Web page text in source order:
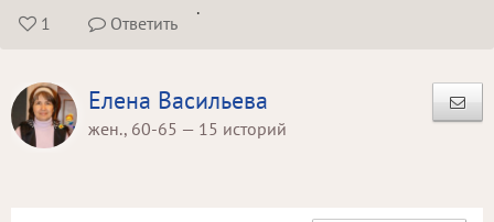
 1  Ответить
.
Елена Васильева
жен., 60-65 — 15 историй